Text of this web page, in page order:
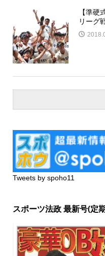
【準硬
リーグ
Tweets by spoho11
スポーツ法政 最新号(定